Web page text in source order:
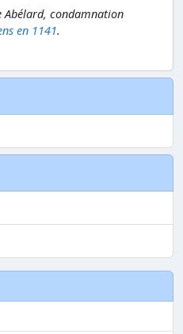
Abélard, condamnation
en 1141.